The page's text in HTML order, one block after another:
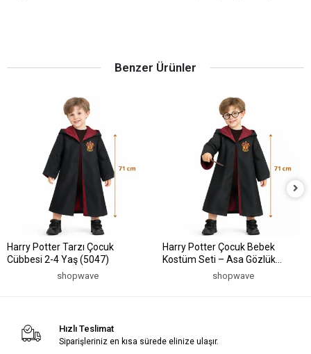
Benzer Ürünler
Harry Potter Tarzı Çocuk
Cübbesi 2-4 Yaş (5047)
shopwave
Harry Potter Çocuk Bebek
Kostüm Seti – Asa Gözlük
Pelerin 71 cm (2-4 Yaş) (5047)
shopwave
Hızlı Teslimat
Siparişleriniz en kısa sürede elinize ulaşır.